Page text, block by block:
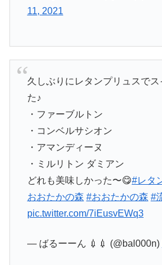
11, 2021
久しぶりにレタンプリュスで
た♪
・ファーブルトン
・コンベルサシオン
・アマンディーヌ
・ミルリトン ダミアン
どれも美味しかった〜😋#レタ
おおたかの森 #おおたかの森 #
pic.twitter.com/7iEusvEWq3
— ばるーーん 💉💉 (@bal000n)